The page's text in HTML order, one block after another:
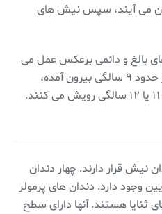
می آیند، سپس نیش های
بالغ و دائمی برعکس عمل می
کنند. ابتدا نیش های پایینی در حدود ۹ سالگی بیرون آمده،
نیش قرار دارند. چهار دندان
وجود دارد. دندان های پرمولر
ثنایا هستند. آنها دارای سطح